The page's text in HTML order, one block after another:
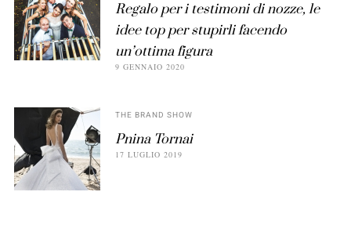
Regalo per i testimoni di nozze, le
idee top per stupirli facendo
un’ottima figura
9 GENNAIO 2020
THE BRAND SHOW
Pnina Tornai
17 LUGLIO 2019